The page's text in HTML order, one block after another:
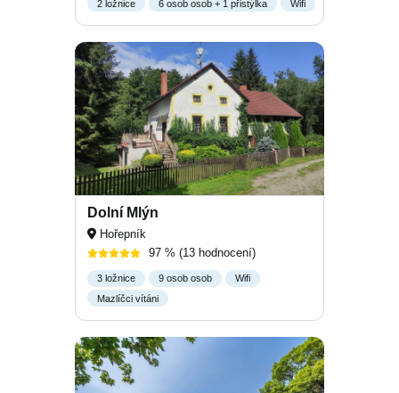
2 ložnice 6 osob osob + 1 přistýlka Wifi
Dolní Mlýn
Hořepník
97 % (13 hodnocení)
3 ložnice 9 osob osob
Wifi
Mazlíčci vítáni